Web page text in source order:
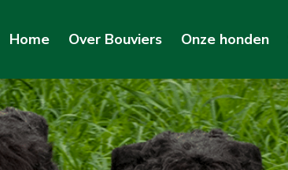
Home Over Bouviers Onze honden